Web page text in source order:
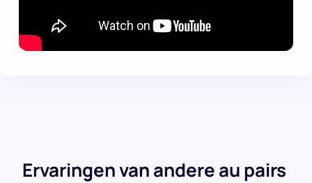
Ervaringen van andere au pairs